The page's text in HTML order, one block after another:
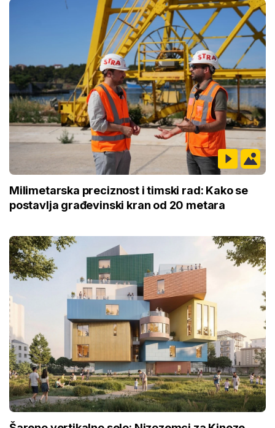
Milimetarska preciznost i timski rad: Kako se
postavlja građevinski kran od 20 metara